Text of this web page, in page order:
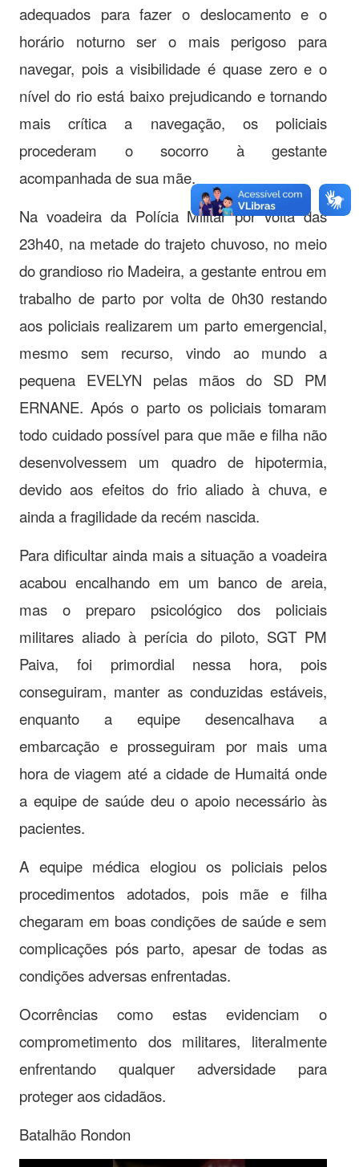
adequados para fazer o deslocamento e o
horário noturno ser o mais perigoso para
navegar, pois a visibilidade é quase zero e o
nível do rio está baixo prejudicando e tornando
mais crítica a navegação, os policiais
procederam o socorro à gestante
acompanhada de sua mãe.
Na voadeira da Polícia Militar por volta das
23h40, na metade do trajeto chuvoso, no meio
do grandioso rio Madeira, a gestante entrou em
trabalho de parto por volta de 0h30 restando
aos policiais realizarem um parto emergencial,
mesmo sem recurso, vindo ao mundo a
pequena EVELYN pelas mãos do SD PM
ERNANE. Após o parto os policiais tomaram
todo cuidado possível para que mãe e filha não
desenvolvessem um quadro de hipotermia,
devido aos efeitos do frio aliado à chuva, e
ainda a fragilidade da recém nascida.
Para dificultar ainda mais a situação a voadeira
acabou encalhando em um banco de areia,
mas o preparo psicológico dos policiais
militares aliado à perícia do piloto, SGT PM
Paiva, foi primordial nessa hora, pois
conseguiram, manter as conduzidas estáveis,
enquanto a equipe desencalhava a
embarcação e prosseguiram por mais uma
hora de viagem até a cidade de Humaitá onde
a equipe de saúde deu o apoio necessário às
pacientes.
A equipe médica elogiou os policiais pelos
procedimentos adotados, pois mãe e filha
chegaram em boas condições de saúde e sem
complicações pós parto, apesar de todas as
condições adversas enfrentadas.
Ocorrências como estas evidenciam o
comprometimento dos militares, literalmente
enfrentando qualquer adversidade para
proteger aos cidadãos.
Batalhão Rondon